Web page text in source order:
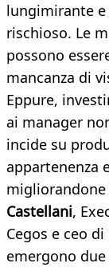
lungimirante e
rischioso. Le
possono
mancanza di
Eppure,
ai manager
incide su
appartenenza
Castellani,
Cegos e ceo
emergono